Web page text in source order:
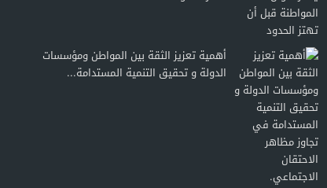
أهمية تعزيز الثقة بين المواطن ومؤسسات
الدولة و تحقيق التنمية المستدامة...